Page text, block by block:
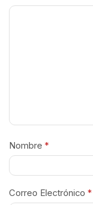
Nombre *
Correo Electrónico *